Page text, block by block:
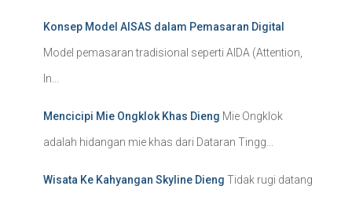
Konsep Model AISAS dalam Pemasaran Digital
Model pemasaran tradisional seperti AIDA (Attention,
In...
Mencicipi Mie Ongklok Khas Dieng Mie Ongklok
adalah hidangan mie khas dari Dataran Tingg...
Wisata Ke Kahyangan Skyline Dieng Tidak rugi datang